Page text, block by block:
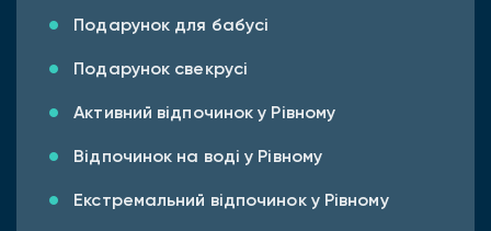
Подарунок для бабусі
Подарунок свекрусі
Активний відпочинок у Рівному
Відпочинок на воді у Рівному
Екстремальний відпочинок у Рівному